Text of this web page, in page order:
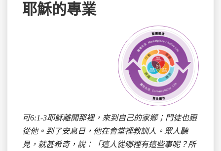
耶穌的專業
可6:1-3耶穌離開那裡，來到自己的家鄉；門徒也跟
從他。 到了安息日，他在會堂裡教訓人。眾人聽
見，就甚希奇， 說：「這人從哪裡有這些事呢？所